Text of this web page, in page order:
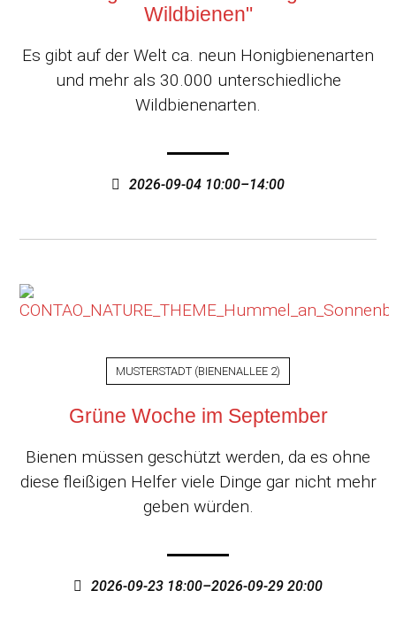
Wildbienen"
Es gibt auf der Welt ca. neun Honigbienenarten
und mehr als 30.000 unterschiedliche
Wildbienenarten.
2026-09-04 10:00–14:00
MUSTERSTADT (BIENENALLEE 2)
Grüne Woche im September
Bienen müssen geschützt werden, da es ohne
diese fleißigen Helfer viele Dinge gar nicht mehr
geben würden.
2026-09-23 18:00–2026-09-29 20:00